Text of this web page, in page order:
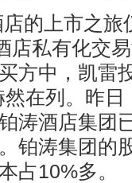
的上市之旅
店私有化交
方中，凯雷
在列。昨
涛酒店集团
铂涛集团的
占10%多。